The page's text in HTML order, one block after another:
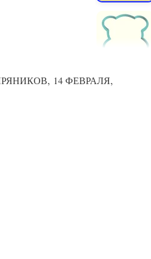
, 14 ФЕВРАЛЯ,